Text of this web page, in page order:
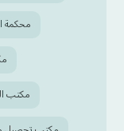
محكمة
مكتب